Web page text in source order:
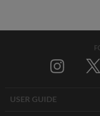
USER GUIDE